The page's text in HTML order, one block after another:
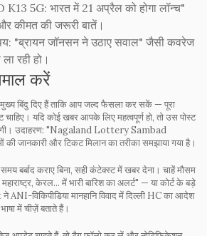
5G: भारत में 21 अप्रैल को होगा लॉन्च"
कीमत की जरूरी बातें।
"ब्रायन जॉनसन ने उठाए सवाल" जैसी कवरेज
रही हो।
करें
बिंदु दिए हैं ताकि आप जल्द फैसला कर सकें — पूरा
चाहिए। यदि कोई खबर आपके लिए महत्वपूर्ण हो, तो उस पोस्ट
उदाहरण: "Nagaland Lottery Sambad
की जानकारी और टिकट मिलान का तरीका समझाया गया है।
बर्बाद कराए बिना, सही कंटेक्स्ट में खबर देना। चाहें मौसम
केरल... में भारी बारिश का अलर्ट" — या कोर्ट के बड़े
विकिपीडिया मानहानि विवाद में दिल्ली HC का आदेश
में चीज़ें बताते हैं।